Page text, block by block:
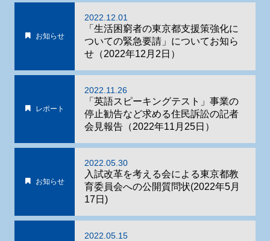
お知らせ
2022.12.01
「生活困窮者の東京都支援策強化に
ついての緊急要請」についてお知ら
せ（2022年12月2日）
レポート
2022.11.26
「英語スピーキングテスト」事業の
停止勧告など求める住民訴訟の記者
会見報告（2022年11月25日）
お知らせ
2022.05.30
入試改革を考える会による東京都教
育委員会への公開質問状(2022年5月
17日)
2022.05.15